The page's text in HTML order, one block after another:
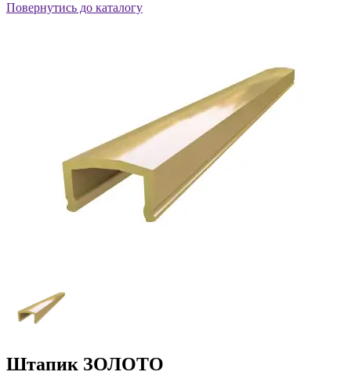
Повернутись до каталогу
Штапик ЗОЛОТО